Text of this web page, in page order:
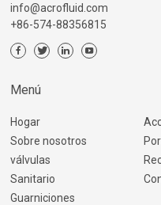
info@acrofluid.com
+86-574-88356815
Menú
Hogar
Sobre nosotros
válvulas
Sanitario
Guarniciones